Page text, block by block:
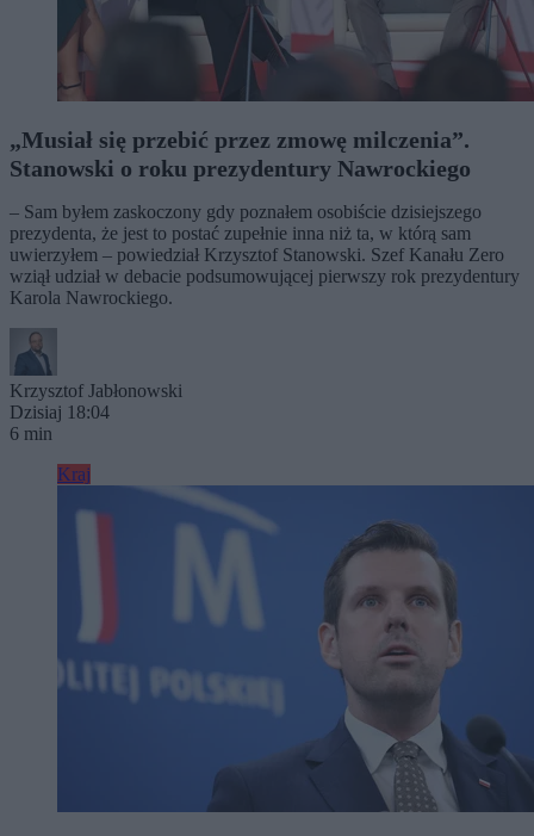
„Musiał się przebić przez zmowę milczenia”.
Stanowski o roku prezydentury Nawrockiego
– Sam byłem zaskoczony gdy poznałem osobiście dzisiejszego
prezydenta, że jest to postać zupełnie inna niż ta, w którą sam
uwierzyłem – powiedział Krzysztof Stanowski. Szef Kanału Zero
wziął udział w debacie podsumowującej pierwszy rok prezydentury
Karola Nawrockiego.
Krzysztof Jabłonowski
Dzisiaj 18:04
6 min
Kraj